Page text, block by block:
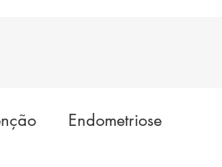
Endometriose